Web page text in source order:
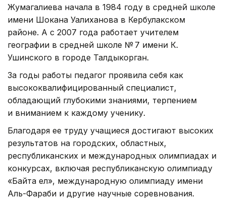
Жумагалиева начала в 1984 году в средней школе
имени Шокана Уалиханова в Кербулакском
районе. А с 2007 года работает учителем
географии в средней школе № 7 имени К.
Ушинского в городе Талдыкорган.
За годы работы педагог проявила себя как
высококвалифицированный специалист,
обладающий глубокими знаниями, терпением
и вниманием к каждому ученику.
Благодаря ее труду учащиеся достигают высоких
результатов на городских, областных,
республиканских и международных олимпиадах и
конкурсах, включая республиканскую олимпиаду
«Байтақ ел», международную олимпиаду имени
Аль-Фараби и другие научные соревнования.